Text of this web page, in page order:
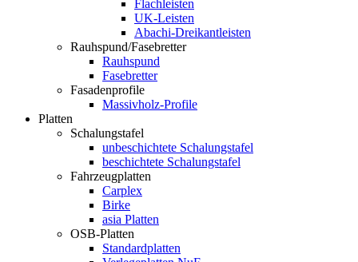
Flachleisten
UK-Leisten
Abachi-Dreikantleisten
Rauhspund/Fasebretter
Rauhspund
Fasebretter
Fasadenprofile
Massivholz-Profile
Platten
Schalungstafel
unbeschichtete Schalungstafel
beschichtete Schalungstafel
Fahrzeugplatten
Carplex
Birke
asia Platten
OSB-Platten
Standardplatten